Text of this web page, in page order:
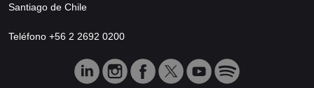
Santiago de Chile
Teléfono +56 2 2692 0200